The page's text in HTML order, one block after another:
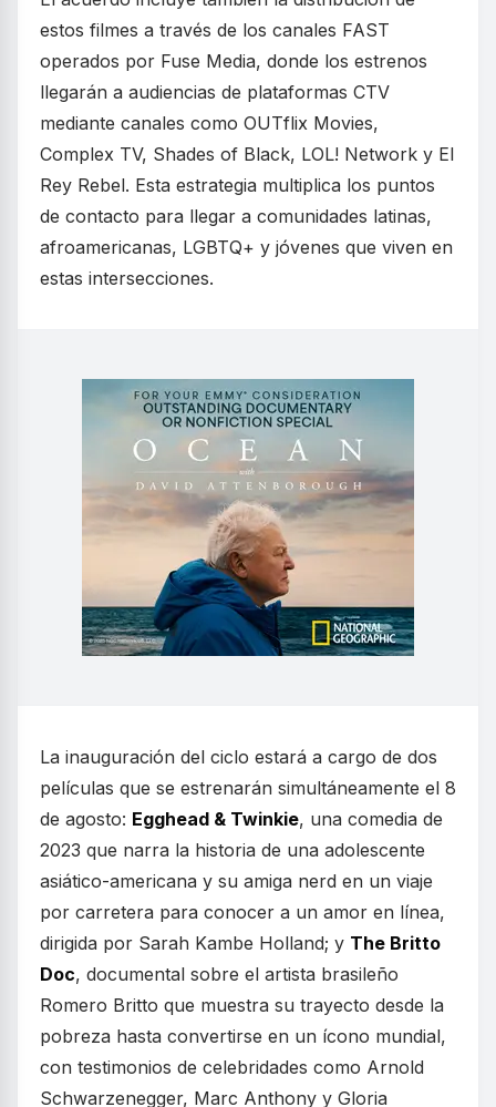
estos filmes a través de los canales FAST
operados por Fuse Media, donde los estrenos
llegarán a audiencias de plataformas CTV
mediante canales como OUTflix Movies,
Complex TV, Shades of Black, LOL! Network y El
Rey Rebel. Esta estrategia multiplica los puntos
de contacto para llegar a comunidades latinas,
afroamericanas, LGBTQ+ y jóvenes que viven en
estas intersecciones.
La inauguración del ciclo estará a cargo de dos
películas que se estrenarán simultáneamente el 8
de agosto: Egghead & Twinkie, una comedia de
2023 que narra la historia de una adolescente
asiático-americana y su amiga nerd en un viaje
por carretera para conocer a un amor en línea,
dirigida por Sarah Kambe Holland; y The Britto
Doc, documental sobre el artista brasileño
Romero Britto que muestra su trayecto desde la
pobreza hasta convertirse en un ícono mundial,
con testimonios de celebridades como Arnold
Schwarzenegger, Marc Anthony y Gloria